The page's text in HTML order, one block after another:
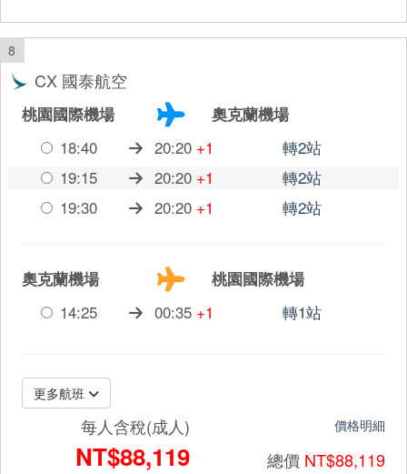
8
CX 國泰航空
桃園國際機場
奧克蘭機場
18:40
20:20 +1
轉2站
19:15
20:20 +1
轉2站
19:30
20:20 +1 轉2站
奧克蘭機場
桃園國際機場
14:25
00:35 +1 轉1站
更多航班
每人含稅(成人)
NT$88,119
價格明細
總價 NT$88,119